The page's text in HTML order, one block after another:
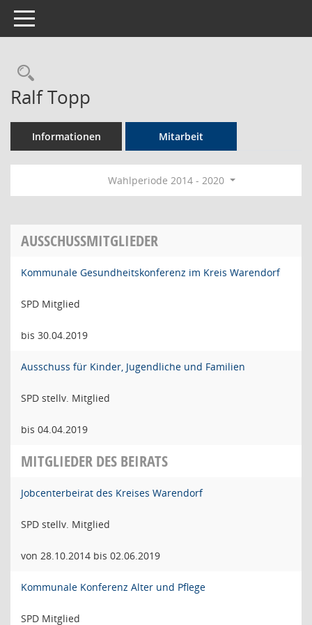
Toggle navigation
Rechercheauswahl
Ralf Topp
Informationen Mitarbeit
Wahlperiode 2014 - 2020
AUSSCHUSSMITGLIEDER
Kommunale Gesundheitskonferenz im Kreis Warendorf
SPD Mitglied
bis 30.04.2019
Ausschuss für Kinder, Jugendliche und Familien
SPD stellv. Mitglied
bis 04.04.2019
MITGLIEDER DES BEIRATS
Jobcenterbeirat des Kreises Warendorf
SPD stellv. Mitglied
von 28.10.2014 bis 02.06.2019
Kommunale Konferenz Alter und Pflege
SPD Mitglied